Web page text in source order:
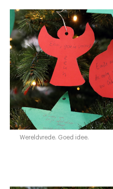
Wereldvrede. Goed idee.